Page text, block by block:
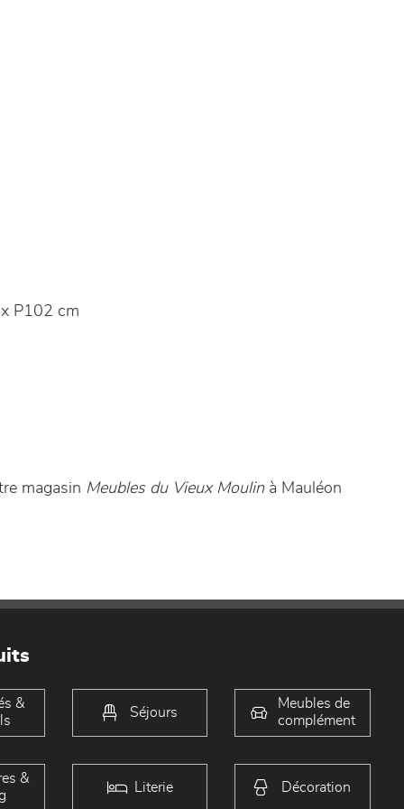
P102 cm
magasin Meubles du Vieux Moulinà Mauléon
&
Séjours
Meubles de
complément
&
Literie Décoration